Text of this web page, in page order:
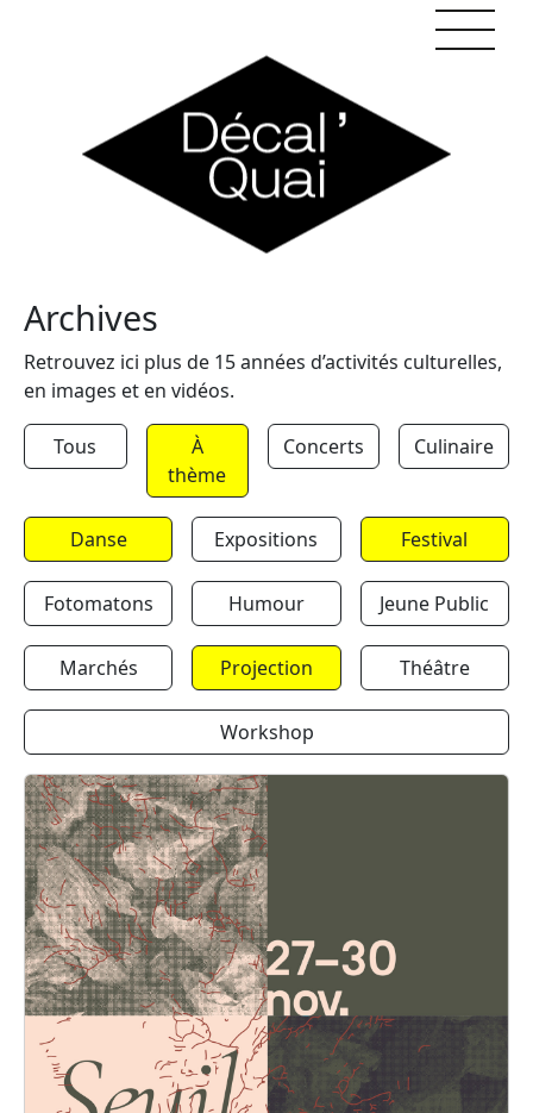
Archives
Retrouvez ici plus de 15 années d’activités culturelles,
en images et en vidéos.
Tous
À
thème
Concerts Culinaire
Danse Expositions Festival
Fotomatons Humour Jeune Public
Marchés Projection Théâtre
Workshop